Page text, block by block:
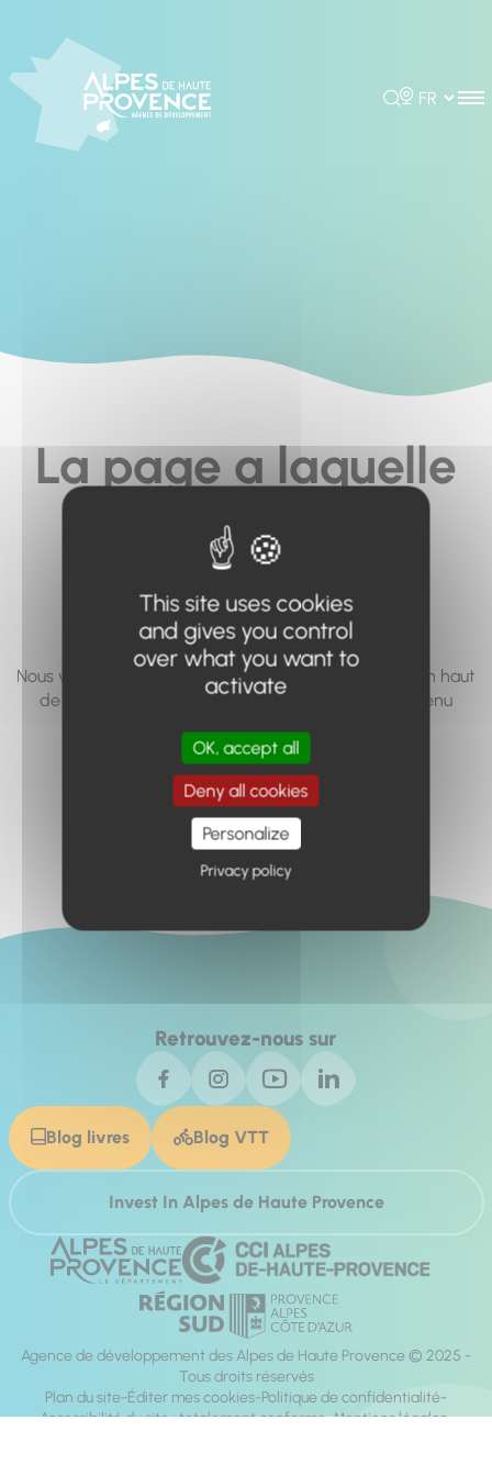
Rechercher
Choisir la
La page a laquelle
vous cherchez à
accéder n'existe
pas... ou plus.
Nous vous invitons à utiliser le moteur de recherche en haut
de page, ou à utiliser le menu pour trouver le contenu
Retour à l'accueil
Retrouvez-nous sur
Blog livres Blog VTT
Invest In Alpes de Haute Provence
Agence de développement des Alpes de Haute Provence © 2025 -
Tous droits réservés
Plan du site Éditer mes cookies Politique de confidentialité
Accessibilité du site : totalement conforme Mentions légales
This site uses cookies
and gives you control
over what you want to
activate
OK, accept all
Deny all cookies
Personalize
Privacy policy